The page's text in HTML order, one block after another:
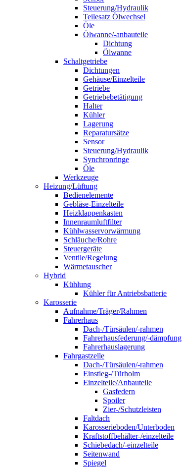
Steuerung/Hydraulik
Teilesatz Ölwechsel
Öle
Ölwanne/-anbauteile
Dichtung
Ölwanne
Schaltgetriebe
Dichtungen
Gehäuse/Einzelteile
Getriebe
Getriebebetätigung
Halter
Kühler
Lagerung
Reparatursätze
Sensor
Steuerung/Hydraulik
Synchronringe
Öle
Werkzeuge
Heizung/Lüftung
Bedienelemente
Gebläse-Einzelteile
Heizklappenkasten
Innenraumluftfilter
Kühlwasservorwärmung
Schläuche/Rohre
Steuergeräte
Ventile/Regelung
Wärmetauscher
Hybrid
Kühlung
Kühler für Antriebsbatterie
Karosserie
Aufnahme/Träger/Rahmen
Fahrerhaus
Dach-/Türsäulen/-rahmen
Fahrerhausfederung/-dämpfung
Fahrerhauslagerung
Fahrgastzelle
Dach-/Türsäulen/-rahmen
Einstieg-/Türholm
Einzelteile/Anbauteile
Gasfedern
Spoiler
Zier-/Schutzleisten
Faltdach
Karosserieboden/Unterboden
Kraftstoffbehälter-/einzelteile
Schiebedach/-einzelteile
Seitenwand
Spiegel